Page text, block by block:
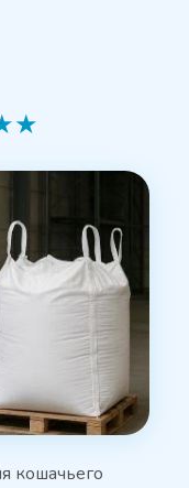
★
кошачьего